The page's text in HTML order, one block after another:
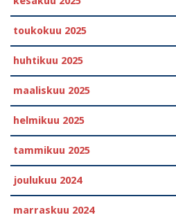
toukokuu 2025
huhtikuu 2025
maaliskuu 2025
helmikuu 2025
tammikuu 2025
joulukuu 2024
marraskuu 2024